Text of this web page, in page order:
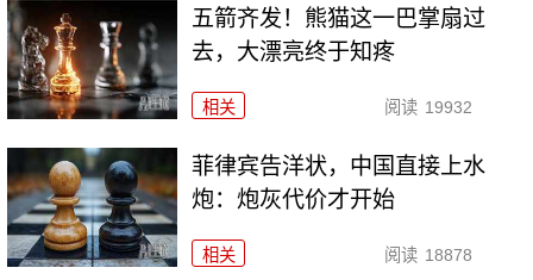
五箭齐发！熊猫这一巴掌扇过
去，大漂亮终于知疼
相关 阅读 19932
菲律宾告洋状，中国直接上水
炮：炮灰代价才开始
相关 阅读 18878